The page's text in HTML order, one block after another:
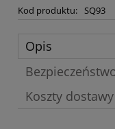
Kod produktu: SQ93
Opis
Koszty dostawy
Cena nie zawiera